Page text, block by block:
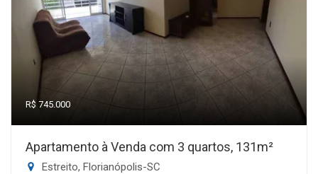
R$ 745.000
Apartamento à Venda com 3 quartos, 131m²
Estreito, Florianópolis-SC